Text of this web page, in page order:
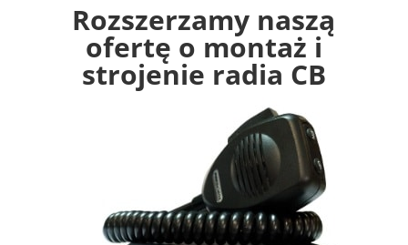
Rozszerzamy naszą
ofertę o montaż i
strojenie radia CB